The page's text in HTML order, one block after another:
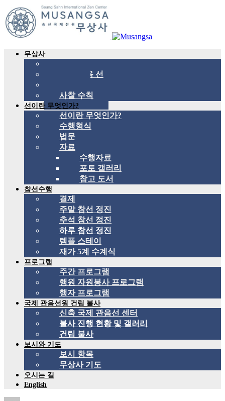
무상사
국제 관음 선
사찰 수칙
선이란 무엇인가?
선이란 무엇인가?
수행형식
법문
자료
수행자료
포토 갤러리
참고 도서
참선수행
결제
주말 참선 정진
추석 참선 정진
하루 참선 정진
템플 스테이
재가 5계 수계식
프로그램
주간 프로그램
행원 자원봉사 프로그램
행자 프로그램
국제 관음선원 건립 불사
신축 국제 관음선 센터
불사 진행 현황 및 갤러리
건립 불사
보시와 기도
보시 항목
무상사 기도
오시는 길
English